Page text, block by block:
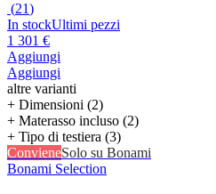
(21)
In stockUltimi pezzi
1 301 €
Aggiungi
Aggiungi
altre varianti
+ Dimensioni (2)
+ Materasso incluso (2)
+ Tipo di testiera (3)
ConvieneSolo su Bonami
Bonami Selection